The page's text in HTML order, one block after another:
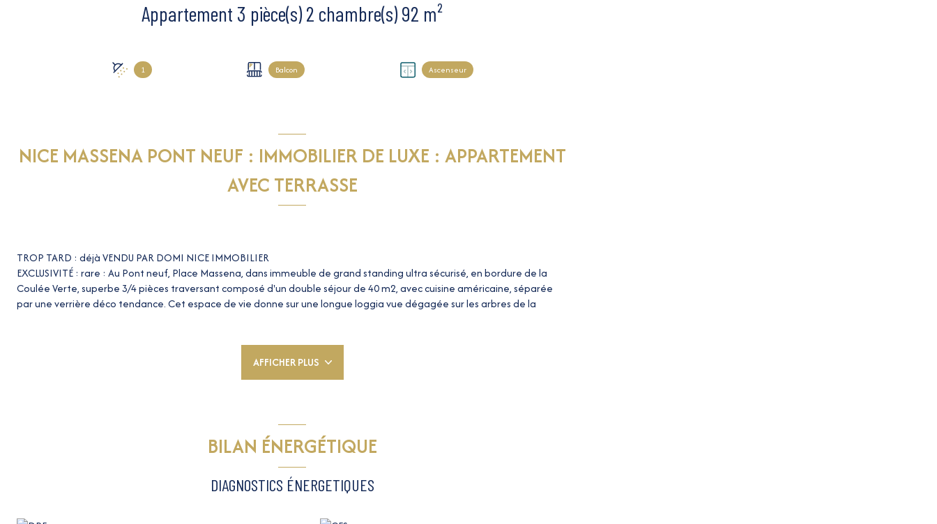
Appartement 3 pièce(s) 2 chambre(s) 92 m²
1 Balcon Ascenseur
NICE MASSENA PONT NEUF : IMMOBILIER DE LUXE : APPARTEMENT
AVEC TERRASSE
TROP TARD : déjà VENDU PAR DOMI NICE IMMOBILIER
EXCLUSIVITÉ : rare : Au Pont neuf, Place Massena, dans immeuble de grand standing ultra sécurisé, en bordure de la
Coulée Verte, superbe 3/4 pièces traversant composé d'un double séjour de 40 m2, avec cuisine américaine, séparée
par une verrière déco tendance. Cet espace de vie donne sur une longue loggia vue dégagée sur les arbres de la
Emplacement numéro 1 au coeur de la ville. A quelques pas de : Place Massena, Promenade des Anglais, Plages, Vieux
Estimation Pont Neuf, 12 avenue Félix Faure, 14 avenue Félix Faure, Nice
Les informations sur les risques auxquels ce bien est exposé sont disponibles sur le site
AFFICHER PLUS
BILAN ÉNERGÉTIQUE
DIAGNOSTICS ÉNERGETIQUES